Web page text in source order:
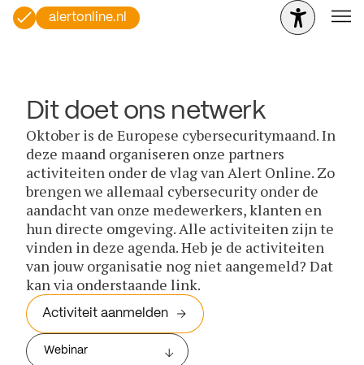
alertonline.nl
Dit doet ons netwerk
Oktober is de Europese cybersecuritymaand. In
deze maand organiseren onze partners
activiteiten onder de vlag van Alert Online. Zo
brengen we allemaal cybersecurity onder de
aandacht van onze medewerkers, klanten en
hun directe omgeving. Alle activiteiten zijn te
vinden in deze agenda. Heb je de activiteiten
van jouw organisatie nog niet aangemeld? Dat
kan via onderstaande link.
Activiteit aanmelden
Webinar